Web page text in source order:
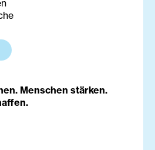
Menschen stärken.